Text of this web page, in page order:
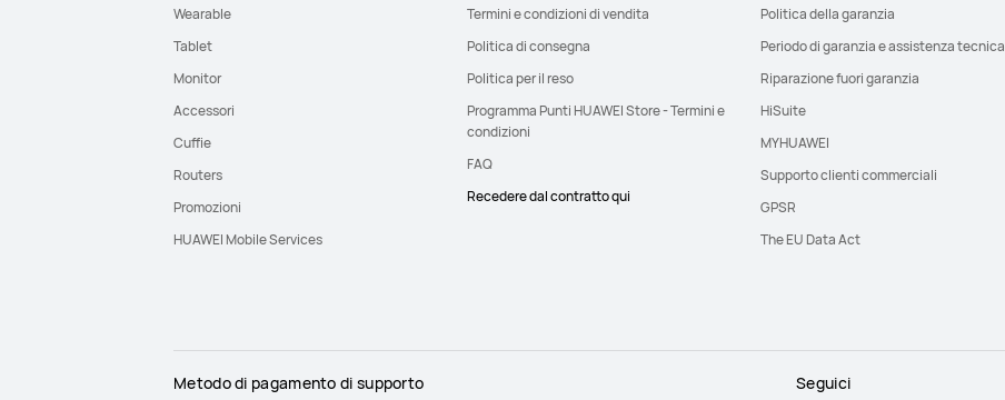
Wearable
Tablet
Monitor
Accessori
Cuffie
Routers
Promozioni
HUAWEI Mobile Services
Termini e condizioni di vendita
Politica di consegna
Politica per il reso
Programma Punti HUAWEI Store - Termini e
condizioni
FAQ
Recedere dal contratto qui
Politica della garanzia
Periodo di garanzia e assistenza tecnica
Riparazione fuori garanzia
HiSuite
MYHUAWEI
Supporto clienti commerciali
GPSR
The EU Data Act
Metodo di pagamento di supporto Seguici